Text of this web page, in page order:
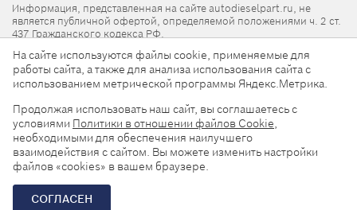
Информация, представленная на сайте autodieselpart.ru, не
является публичной офертой, определяемой положениями ч. 2 ст.
437 Гражданского кодекса РФ.
Нормативная документация
ADP в социальных сетях
© 2026, ООО «АвтоДизельПарт». Все права защищены.
Разработка сайта —
На сайте используются файлы cookie, применяемые для
работы сайта, а также для анализа использования сайта с
использованием метрической программы Яндекс.Метрика.
Продолжая использовать наш сайт, вы соглашаетесь с
условиями Политики в отношении файлов Cookie,
необходимыми для обеспечения наилучшего
взаимодействия с сайтом. Вы можете изменить настройки
файлов «cookies» в вашем браузере.
СОГЛАСЕН